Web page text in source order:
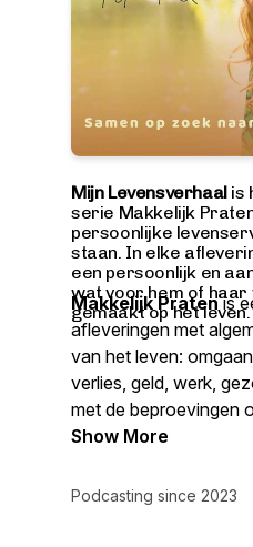
Mijn Levensverhaalis
serie Makkelijk
persoonlijke
staan. In elke
een persoonlijk en
wat voor hem of haar
gemaakt op het leven.
Makkelijk Pratenis
afleveringen met
van het leven:
verlies, geld, werk,
met de beproevingen
ons levensgeluk. Met
Gwenda's tip.
Show More
Podcasting since 2023